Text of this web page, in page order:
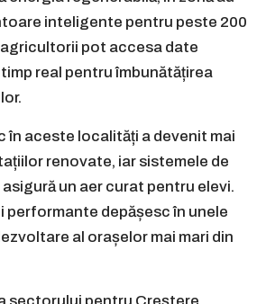
inteligente pentru peste 200
pot accesa date
real pentru îmbunătățirea
în aceste localități a devenit mai
renovate, iar sistemele de
un aer curat pentru elevi.
depășesc în unele
al orașelor mai mari din